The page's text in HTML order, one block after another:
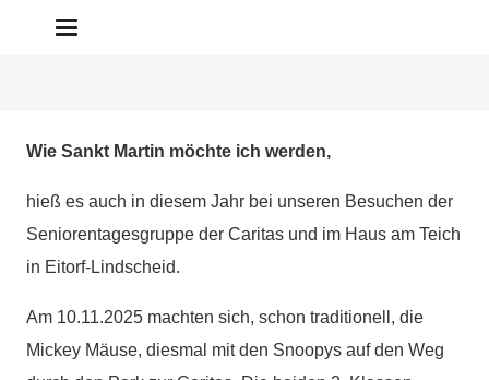
Wie Sankt Martin möchte ich werden,
hieß es auch in diesem Jahr bei unseren Besuchen der
Seniorentagesgruppe der Caritas und im Haus am Teich
in Eitorf-Lindscheid.
Am 10.11.2025 machten sich, schon traditionell, die
Mickey Mäuse, diesmal mit den Snoopys auf den Weg